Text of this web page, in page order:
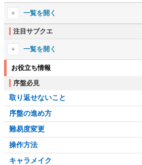
暴かれた陰謀
死霊術師のアミュレット
血虫の兜
奇襲
虫の王との対決
錬金術の習得
究極の強奪
我が同志を見張る者
孤独な放浪者
抹殺者
危険な薬
夜母の子
犯人は誰だ
暗殺者の策略
永遠の退役
極秘任務
浄化の儀式
ノクターナル
ペライト
マラキャス
メリディア
メファーラ
ハーシーン
モラグ・バル
ボエシア
クラヴィカス・ヴァイル
ハルメアス・モラ
九大神修道院
自然の猛威
正義の道
時の叡智
ステンダールの慈愛
忠実なる従者
聖戦士の剣
タロスの祝福
羽根を失いしウマリル
一覧を開く
ニベン湾の扉
狂気のフリンジを抜けて
最高の罠を求めて
罠にしかける餌
狂気を理解するには
中毒はなはだし
偏執の貴婦人
アグノンの冷たき炎
継承の儀式
注目サブクエ
一覧を開く
フロストクラグ尖塔
バトルホーン城
ダンバロウ入江
深い嘲笑の洞穴
お役立ち情報
序盤必見
取り返せないこと
序盤の進め方
難易度変更
操作方法
キャラメイク